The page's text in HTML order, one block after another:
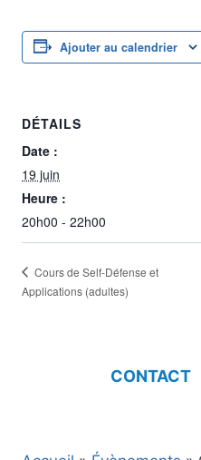
Ajouter au calendrier
DÉTAILS
Date :
19 juin
Heure :
20h00 - 22h00
Cours de Self-Défense et
Applications (adultes)
CONTACT